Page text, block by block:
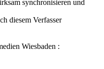
synchronisieren und
diesem Verfasser
Wiesbaden :